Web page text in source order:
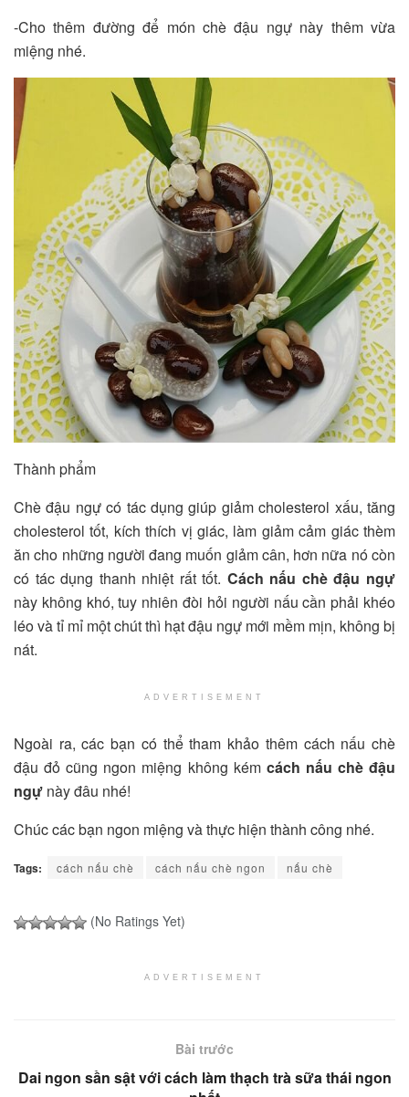
-Cho thêm đường để món chè đậu ngự này thêm vừa
miệng nhé.
Thành phẩm
Chè đậu ngự có tác dụng giúp giảm cholesterol xấu, tăng
cholesterol tốt, kích thích vị giác, làm giảm cảm giác thèm
ăn cho những người đang muốn giảm cân, hơn nữa nó còn
có tác dụng thanh nhiệt rất tốt. Cách nấu chè đậu ngự
này không khó, tuy nhiên đòi hỏi người nấu cần phải khéo
léo và tỉ mỉ một chút thì hạt đậu ngự mới mềm mịn, không bị
nát.
ADVERTISEMENT
Ngoài ra, các bạn có thể tham khảo thêm cách nấu chè
đậu đỏ cũng ngon miệng không kém cách nấu chè đậu
ngự này đâu nhé!
Chúc các bạn ngon miệng và thực hiện thành công nhé.
Tags: cách nấu chè cách nấu chè ngon nấu chè
(No Ratings Yet)
ADVERTISEMENT
Bài trước
Dai ngon sần sật với cách làm thạch trà sữa thái ngon